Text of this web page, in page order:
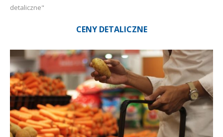
detaliczne"
CENY DETALICZNE